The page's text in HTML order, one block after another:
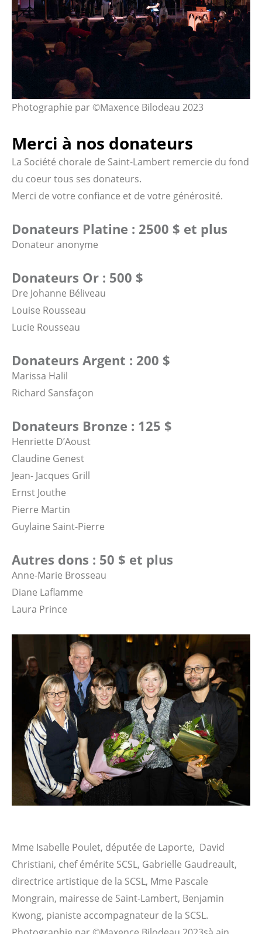
Photographie par ©Maxence Bilodeau 2023
Merci à nos donateurs
La Société chorale de Saint-Lambert remercie du fond
du coeur tous ses donateurs.
Merci de votre confiance et de votre générosité.
Donateurs Platine : 2500 $ et plus
Donateur anonyme
Donateurs Or : 500 $
Dre Johanne Béliveau
Louise Rousseau
Lucie Rousseau
Donateurs Argent : 200 $
Marissa Halil
Richard Sansfaçon
Donateurs Bronze : 125 $
Henriette D’Aoust
Claudine Genest
Jean- Jacques Grill
Ernst Jouthe
Pierre Martin
Guylaine Saint-Pierre
Autres dons : 50 $ et plus
Anne-Marie Brosseau
Diane Laflamme
Laura Prince
Mme Isabelle Poulet, députée de Laporte, David
Christiani, chef émérite SCSL, Gabrielle Gaudreault,
directrice artistique de la SCSL, Mme Pascale
Mongrain, mairesse de Saint-Lambert, Benjamin
Kwong, pianiste accompagnateur de la SCSL.